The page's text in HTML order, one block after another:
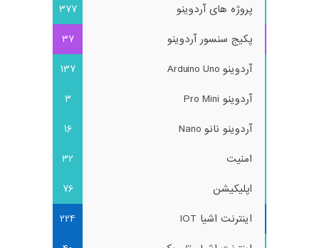
پروژه های آردوینو
377
پکیج سنسور آردوینو
37
آردوینو Arduino Uno
137
آردوینو Pro Mini
3
آردوینو نانو Nano
16
امنیت
32
اپلیکیشن
76
اینترنت اشیا IOT
224